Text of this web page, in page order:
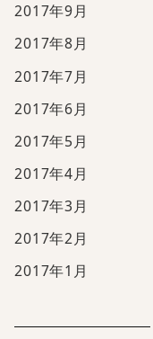
2017年9月
2017年8月
2017年7月
2017年6月
2017年5月
2017年4月
2017年3月
2017年2月
2017年1月